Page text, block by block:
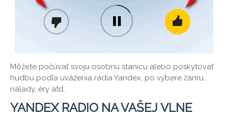
Môžete počúvať svoju osobnú stanicu alebo poskytovať
hudbu podľa uváženia rádia Yandex, po výbere žánru,
nálady, éry atď..
YANDEX RADIO NA VAŠEJ VLNE